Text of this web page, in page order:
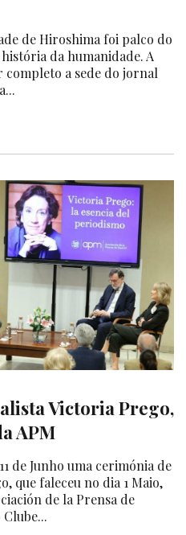
de Hiroshima foi palco do
da humanidade. A
completo a sede do jornal
Victoria Prego,
APM
de Junho uma cerimónia de
que faleceu no dia 1 Maio,
de la Prensa de